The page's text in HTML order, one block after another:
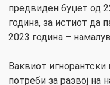
предвиден буџет од
година, за истиот да
2023 година –
Ваквиот
потреби за развој на